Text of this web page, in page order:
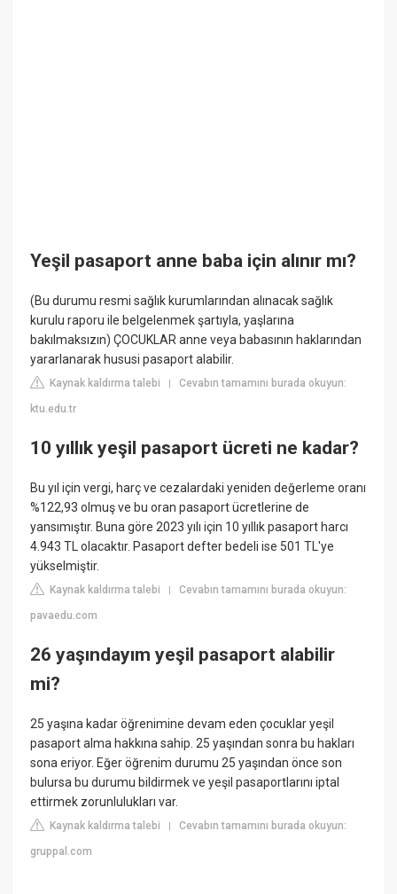
Yeşil pasaport anne baba için alınır mı?
(Bu durumu resmi sağlık kurumlarından alınacak sağlık
kurulu raporu ile belgelenmek şartıyla, yaşlarına
bakılmaksızın) ÇOCUKLAR anne veya babasının haklarından
yararlanarak hususi pasaport alabilir.
Kaynak kaldırma talebi |Cevabın tamamını burada okuyun:
ktu.edu.tr
10 yıllık yeşil pasaport ücreti ne kadar?
Bu yıl için vergi, harç ve cezalardaki yeniden değerleme oranı
%122,93 olmuş ve bu oran pasaport ücretlerine de
yansımıştır. Buna göre 2023 yılı için 10 yıllık pasaport harcı
4.943 TL olacaktır. Pasaport defter bedeli ise 501 TL'ye
yükselmiştir.
Kaynak kaldırma talebi |Cevabın tamamını burada okuyun:
pavaedu.com
26 yaşındayım yeşil pasaport alabilir
mi?
25 yaşına kadar öğrenimine devam eden çocuklar yeşil
pasaport alma hakkına sahip. 25 yaşından sonra bu hakları
sona eriyor. Eğer öğrenim durumu 25 yaşından önce son
bulursa bu durumu bildirmek ve yeşil pasaportlarını iptal
ettirmek zorunlulukları var.
Kaynak kaldırma talebi |Cevabın tamamını burada okuyun:
gruppal.com